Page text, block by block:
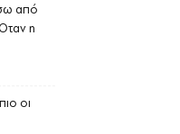
από
η
οι